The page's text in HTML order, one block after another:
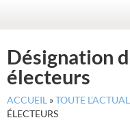
Désignation
électeurs
ACCUEIL »TOUTE
ÉLECTEURS